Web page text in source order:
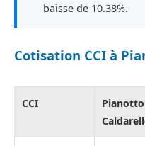
baisse de 10.38%.
Cotisation CCI à
CCI